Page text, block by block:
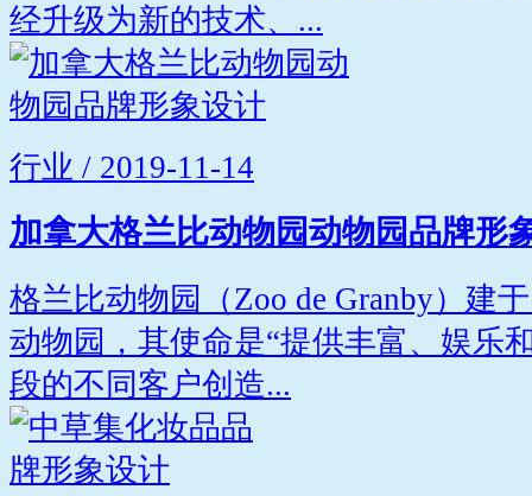
经升级为新的技术、...
行业 / 2019-11-14
加拿大格兰比动物园动物园品牌形
格兰比动物园（Zoo de Granby）建
动物园，其使命是“提供丰富、娱乐
段的不同客户创造...